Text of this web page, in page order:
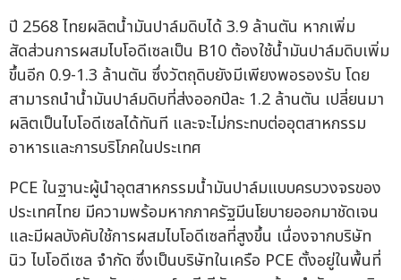
ปี 2568 ไทยผลิตน้ำมันปาล์มดิบได้ 3.9 ล้านตัน หากเพิ่ม
สัดส่วนการผสมไบโอดีเซลเป็น B10 ต้องใช้น้ำมันปาล์มดิบเพิ่ม
ขึ้นอีก 0.9-1.3 ล้านตัน ซึ่งวัตถุดิบยังมีเพียงพอรองรับ โดย
สามารถนำน้ำมันปาล์มดิบที่ส่งออกปีละ 1.2 ล้านตัน เปลี่ยนมา
ผลิตเป็นไบโอดีเซลได้ทันที และจะไม่กระทบต่ออุตสาหกรรม
อาหารและการบริโภคในประเทศ
PCE ในฐานะผู้นำอุตสาหกรรมน้ำมันปาล์มแบบครบวงจรของ
ประเทศไทย มีความพร้อมหากภาครัฐมีนโยบายออกมาชัดเจน
และมีผลบังคับใช้การผสมไบโอดีเซลที่สูงขึ้น เนื่องจากบริษัท
นิว ไบโอดีเซล จำกัด ซึ่งเป็นบริษัทในเครือ PCE ตั้งอยู่ในพื้นที่